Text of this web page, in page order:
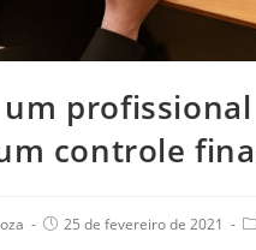
um
controle
25 de fevereiro de 2021